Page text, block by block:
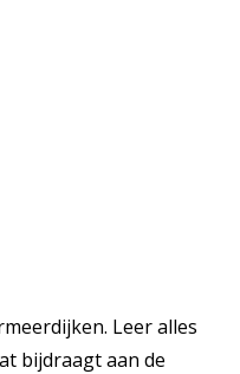
Leer alles
bijdraagt aan de